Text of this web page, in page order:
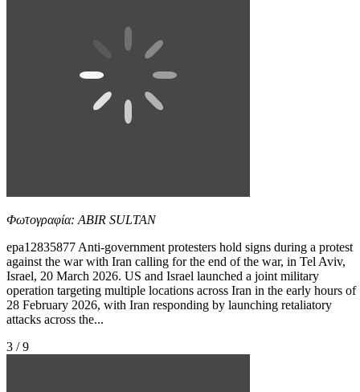
Φωτογραφία: ABIR SULTAN
epa12835877 Anti-government protesters hold signs during a protest
against the war with Iran calling for the end of the war, in Tel Aviv,
Israel, 20 March 2026. US and Israel launched a joint military
operation targeting multiple locations across Iran in the early hours of
28 February 2026, with Iran responding by launching retaliatory
attacks across the...
3 / 9